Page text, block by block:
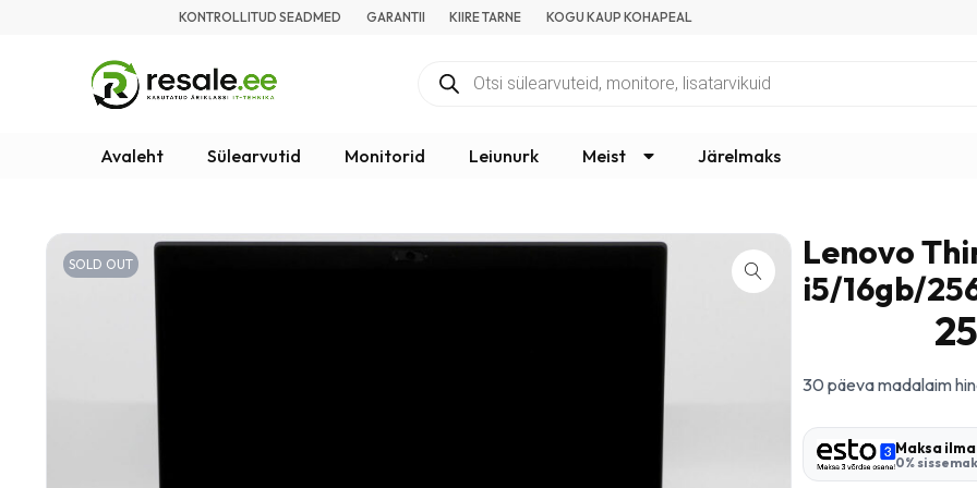
KONTROLLITUD SEADMED GARANTII KIIRE TARNE KOGU KAUP KOHAPEAL
Avaleht Sülearvutid Monitorid Leiunurk Meist Järelmaks
SOLD OUT
Lenovo
i5/16gb/
30 päeva madalaim
Maksa
0%